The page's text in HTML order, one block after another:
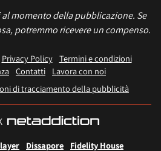
momento della pubblicazione. Se
potremmo ricevere un compenso.
Privacy Policy
Termini e condizioni
Contatti
Lavora con noi
di tracciamento della pubblicità
Dissapore Fidelity House